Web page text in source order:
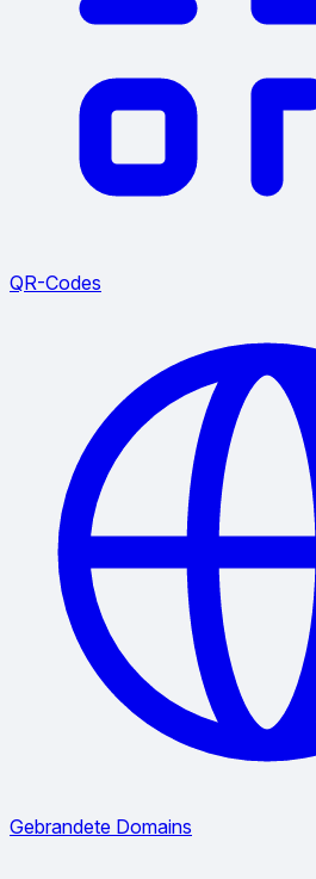
QR-Codes
Gebrandete Domains